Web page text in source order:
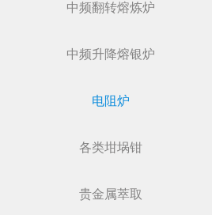
中频翻转熔炼炉
中频升降熔银炉
电阻炉
各类坩埚钳
贵金属萃取